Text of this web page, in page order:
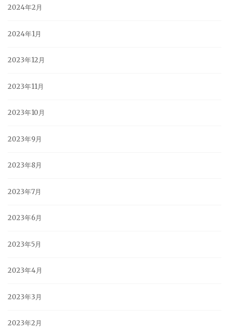
2024年2月
2024年1月
2023年12月
2023年11月
2023年10月
2023年9月
2023年8月
2023年7月
2023年6月
2023年5月
2023年4月
2023年3月
2023年2月